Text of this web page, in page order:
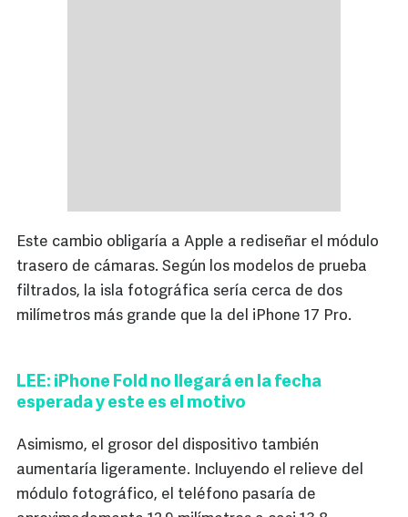
Este cambio obligaría a Apple a rediseñar el módulo
trasero de cámaras. Según los modelos de prueba
filtrados, la isla fotográfica sería cerca de dos
milímetros más grande que la del iPhone 17 Pro.
LEE: iPhone Fold no llegará en la fecha
esperada y este es el motivo
Asimismo, el grosor del dispositivo también
aumentaría ligeramente. Incluyendo el relieve del
módulo fotográfico, el teléfono pasaría de